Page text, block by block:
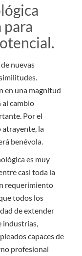
para
nuevas
en una magnitud
al cambio
Por el
atrayente, la
benévola.
es muy
casi toda la
requerimiento
todos los
de extender
industrias,
capaces de
profesional